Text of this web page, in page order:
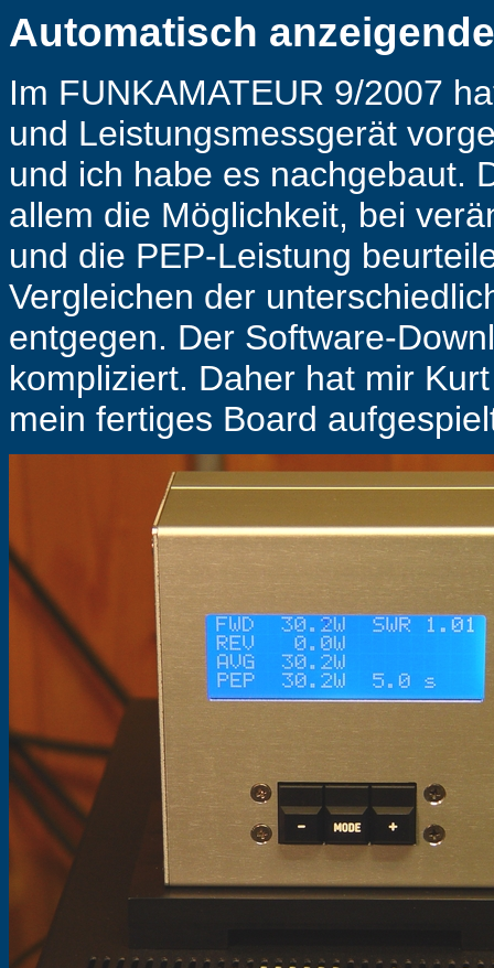
Automatisch
Im FUNKAMATEUR 9/2007
und Leistungsmessgerät
und ich habe es nachgebaut.
allem die Möglichkeit, bei
und die PEP-Leistung
Vergleichen der
entgegen. Der Software-
kompliziert. Daher hat mir
mein fertiges Board